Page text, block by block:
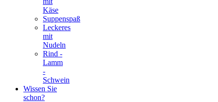
Käse
Suppenspaß
Leckeres
mit
Nudeln
Rind -
Lamm
-
Schwein
Wissen Sie
schon?